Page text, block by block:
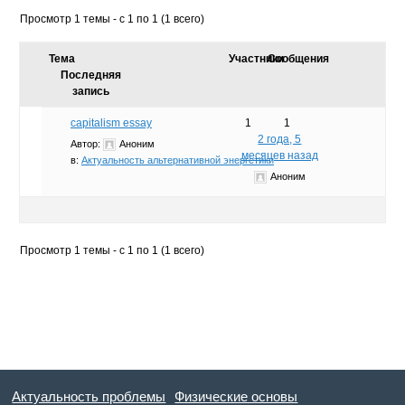
Просмотр 1 темы - с 1 по 1 (1 всего)
Тема УчастникиСообщения
Последняя
запись
capitalism essay
Автор:
Аноним
в: Актуальность альтернативной энергетики
1
1
2 года, 5
месяцев назад
Аноним
Просмотр 1 темы - с 1 по 1 (1 всего)
Актуальность проблемы Физические основы